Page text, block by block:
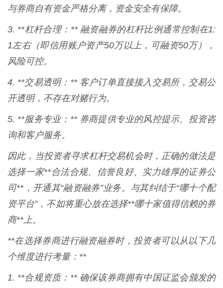
与券商自有资金严格分离，资金安全有保障。
3. **杠杆合理：** 融资融券的杠杆比例通常控制在1:
1左右（即信用账户资产50万以上，可融资50万），
风险可控。
4. **交易透明：** 客户订单直接接入交易所，交易公
开透明，不存在对赌行为。
5. **服务专业：** 券商提供专业的风控提示、投资咨
询和客户服务。
因此，当投资者寻求杠杆交易机会时，正确的做法是
选择一家**合法合规、信誉良好、实力雄厚的证券公
司**，开通其“融资融券”业务。与其纠结于“哪十个配
资平台”，不如将重心放在选择**哪十家值得信赖的券
商**上。
**在选择券商进行融资融券时，投资者可以从以下几
个维度进行考量：**
1. **合规资质：** 确保该券商拥有中国证监会颁发的